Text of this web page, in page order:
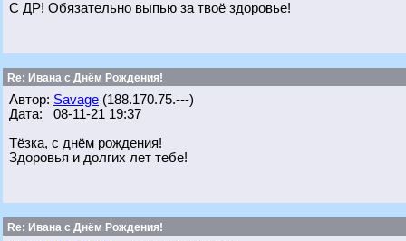
С ДР! Обязательно выпью за твоё здоровье!
Re: Ивана с Днём Рождения!
Автор: Savage (188.170.75.---)
Дата: 08-11-21 19:37
Тёзка, с днём рождения!
Здоровья и долгих лет тебе!
Re: Ивана с Днём Рождения!